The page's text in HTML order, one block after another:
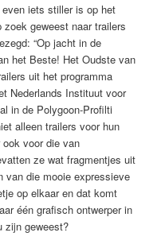
iets stiller is op het
geweest naar trailers
“Op jacht in de
het Beste! Het Oudste van
uit het programma
Nederlands Instituut voor
in de Polygoon-Profilti
alleen trailers voor hun
voor die van
ze wat fragmentjes uit
van die mooie expressieve
op elkaar en dat komt
één grafisch ontwerper in
zijn geweest?